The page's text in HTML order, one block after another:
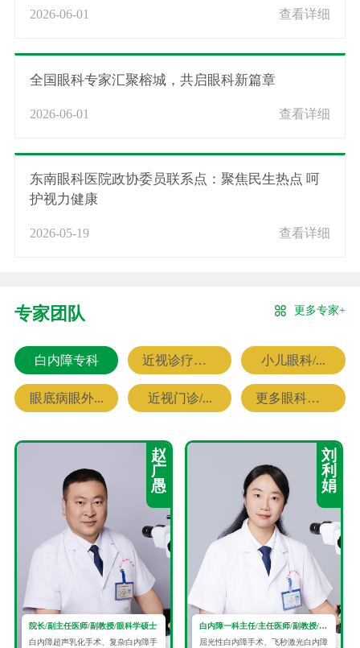
2026-06-01 查看详细
全国眼科专家汇聚榕城，共启眼科新篇章
2026-06-01 查看详细
东南眼科医院政协委员联系点：聚焦民生热点 呵
护视力健康
2026-05-19 查看详细
专家团队 更多专家+
白内障专科 近视诊疗专科 小儿眼科/...
眼底病眼外... 近视门诊/... 更多眼科专家
赵
广
愚
院长/副主任医师/副教授/眼科学硕士
白内障超声乳化手术、复杂白内障手
刘
利
娟
白内障一科主任/主任医师/副教授/眼科学硕士
屈光性白内障手术、飞秒激光白内障